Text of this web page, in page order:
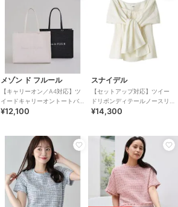
メゾン ド フルール
【キャリーオン／A4対応】ツ
イードキャリーオントートバ
ッグ
¥12,100
スナイデル
【セットアップ対応】ツイー
ドリボンディテールノースリ
ブラウス
¥14,300